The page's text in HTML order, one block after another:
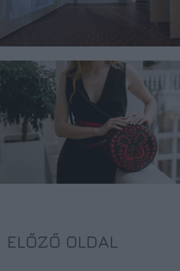
ELŐZŐ OLDAL